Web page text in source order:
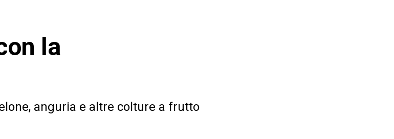
la
anguria e altre colture a frutto